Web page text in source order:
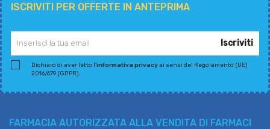
ISCRIVITI PER OFFERTE IN ANTEPRIMA
Iscriviti
Dichiaro di aver letto l'informativa privacyai sensi del Regolamento (UE)
2016/679 (GDPR).
FARMACIA AUTORIZZATA ALLA VENDITA DI FARMACI